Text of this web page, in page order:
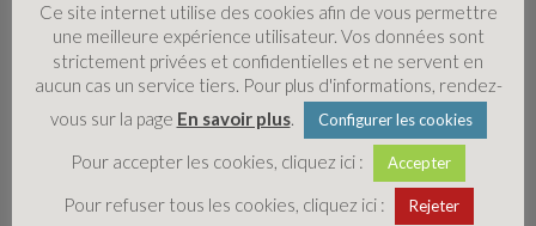
Ce site internet utilise des cookies afin de vous permettre
une meilleure expérience utilisateur. Vos données sont
strictement privées et confidentielles et ne servent en
aucun cas un service tiers. Pour plus d'informations, rendez-
vous sur la page En savoir plus. Configurer les cookies
Pour accepter les cookies, cliquez ici : Accepter
Pour refuser tous les cookies, cliquez ici : Rejeter